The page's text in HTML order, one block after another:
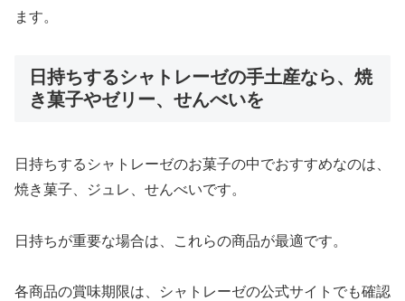
ます。
日持ちするシャトレーゼの手土産なら、焼
き菓子やゼリー、せんべいを
日持ちするシャトレーゼのお菓子の中でおすすめなのは、
焼き菓子、ジュレ、せんべいです。
日持ちが重要な場合は、これらの商品が最適です。
各商品の賞味期限は、シャトレーゼの公式サイトでも確認